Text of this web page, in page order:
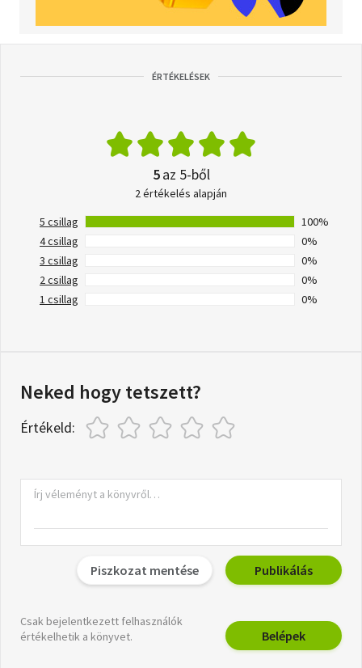
ÉRTÉKELÉSEK
5az 5-ből
2 értékelés alapján
5 csillag
100%
4 csillag
0%
3 csillag
0%
2 csillag
0%
1 csillag
0%
Neked hogy tetszett?
Értékeld:
Piszkozat mentése Publikálás
Csak bejelentkezett felhasználók
értékelhetik a könyvet.
Belépek